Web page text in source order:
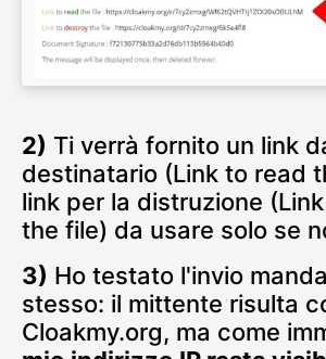
2) Ti verrà fornito un link
destinatario (Link to read
link per la distruzione
the file) da usare solo se
3) Ho testato l'invio
stesso: il mittente risulta
Cloakmy.org, ma come